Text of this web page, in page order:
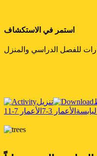
استمر في الاستكشاف
للفصل الدراسي والمنزل
تنزيل
اليابسة الأعمار 3-7 الأعمار 7-11